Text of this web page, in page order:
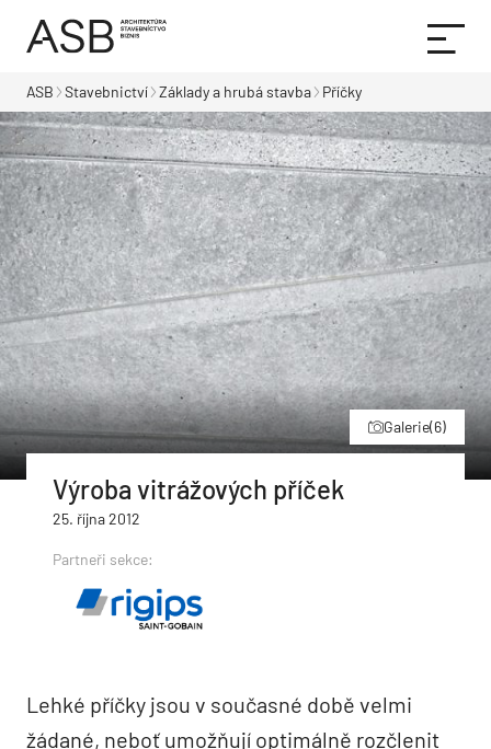
ASB Stavebnictví Základy a hrubá stavba Příčky
Galerie(6)
Výroba vitrážových příček
25. října 2012
Partneři sekce:
Lehké příčky jsou v současné době velmi
žádané, neboť umožňují optimálně rozčlenit